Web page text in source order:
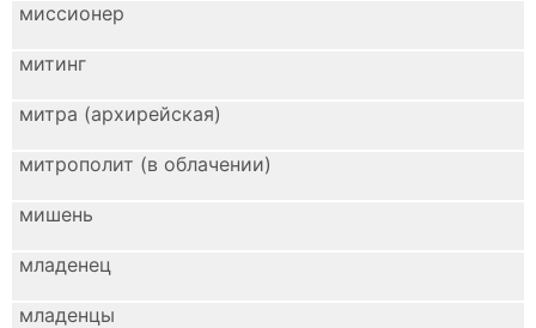
миссионер
митинг
митра (архирейская)
митрополит (в облачении)
мишень
младенец
младенцы